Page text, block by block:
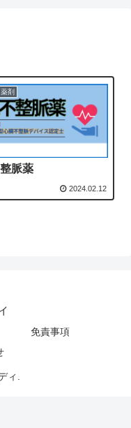
剤
脈薬
2024.02.12
免責事項
ィ.